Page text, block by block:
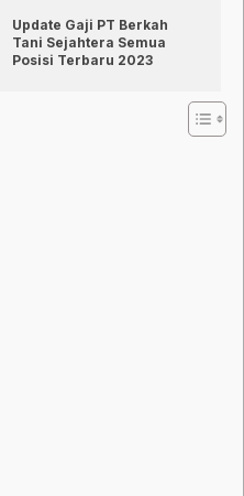
Update Gaji PT Berkah
Tani Sejahtera Semua
Posisi Terbaru 2023